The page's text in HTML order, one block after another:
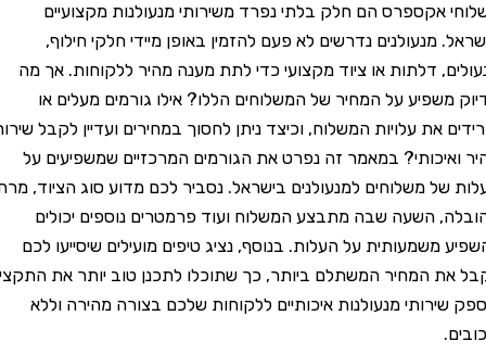
אקספרס הם חלק בלתי נפרד משירותי מנעולנות מקצועיים
מנעולנים נדרשים לא פעם להזמין באופן מיידי חלקי חילוף,
דלתות או ציוד מקצועי כדי לתת מענה מהיר ללקוחות. אך מה
על המחיר של המשלוחים הללו? אילו גורמים מעלים או
את עלויות המשלוח, וכיצד ניתן לחסוך במחירים ועדיין לקבל שירות
במאמר זה נפרט את הגורמים המרכזיים שמשפיעים על
משלוחים למנעולנים בישראל. נסביר לכם מדוע סוג הציוד, מרחק
השעה שבה מתבצע המשלוח ועוד פרמטרים נוספים יכולים
על העלות. בנוסף, נציג טיפים מועילים שיסייעו לכם
המחיר המשתלם ביותר, כך שתוכלו לתכנן טוב יותר את התקציב
מנעולנות איכותיים ללקוחות שלכם בצורה מהירה וללא